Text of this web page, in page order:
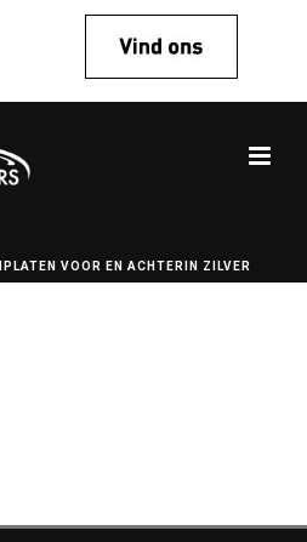
VOOR EN ACHTERIN ZILVER